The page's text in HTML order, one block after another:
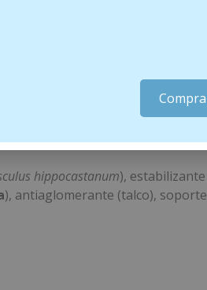
(Castaño de Indias)* 158 – 225
hippocastanum),
), antiaglomerante (talco),